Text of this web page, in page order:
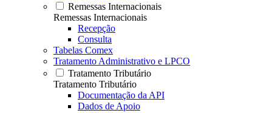
Remessas Internacionais
Remessas Internacionais
Recepção
Consulta
Tabelas Comex
Tratamento Administrativo e LPCO
Tratamento Tributário
Tratamento Tributário
Documentação da API
Dados de Apoio